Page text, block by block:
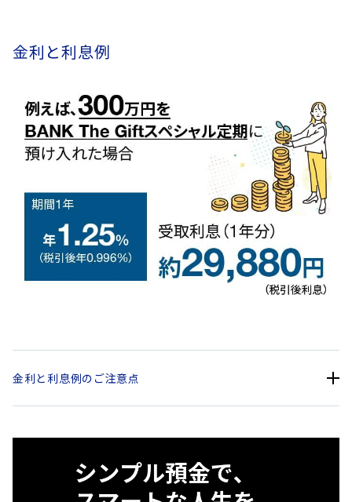
金利と利息例
金利と利息例のご注意点
・利払方法：利息は、満期日にお支払いします。
・上記利息例は、税引後の金利に年数を乗じた単純計算です。実